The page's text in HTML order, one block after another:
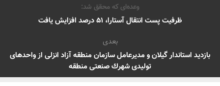
وعده‌ای که محقق شد:
ظرفیت پست انتقال آستارا، ۵۱ درصد افزایش یافت
بعدی
بازدید استاندار گیلان و مدیرعامل سازمان منطقه آزاد انزلی از واحدهای
تولیدی شهرك صنعتی منطقه